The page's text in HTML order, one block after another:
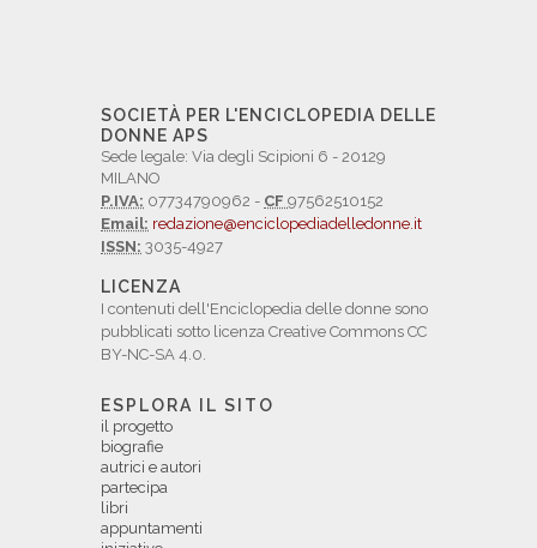
SOCIETÀ PER L'ENCICLOPEDIA DELLE
DONNE APS
Sede legale: Via degli Scipioni 6 - 20129
MILANO
P.IVA: 07734790962 - CF 97562510152
Email: redazione@enciclopediadelledonne.it
ISSN: 3035-4927
LICENZA
I contenuti dell'Enciclopedia delle donne sono
pubblicati sotto licenza Creative Commons CC
BY-NC-SA 4.0.
ESPLORA IL SITO
il progetto
biografie
autrici e autori
partecipa
libri
appuntamenti